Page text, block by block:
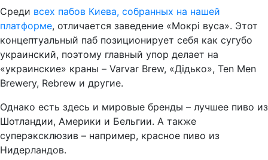
Среди всех пабов Киева, собранных на нашей
платформе, отличается заведение «Мокрі вуса». Этот
концептуальный паб позиционирует себя как сугубо
украинский, поэтому главный упор делает на
«украинские» краны – Varvar Brew, «Дідько», Ten Men
Brewery, Rebrew и другие.
Однако есть здесь и мировые бренды – лучшее пиво из
Шотландии, Америки и Бельгии. А также
суперэксклюзив – например, красное пиво из
Нидерландов.